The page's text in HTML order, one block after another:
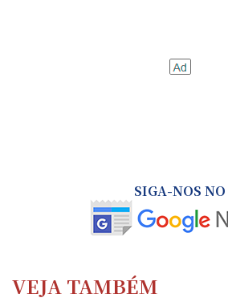
SIGA-NOS NO
VEJA TAMBÉM